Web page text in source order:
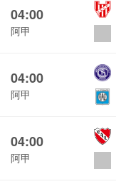
04:00
阿甲
04:00
阿甲
04:00
阿甲